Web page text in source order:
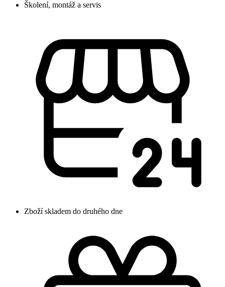
Školení, montáž a servis
Zboží skladem do druhého dne